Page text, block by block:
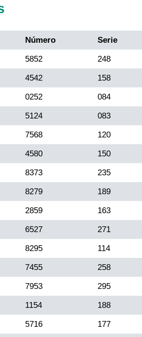
Número Serie
5852 248
4542 158
0252 084
5124 083
7568 120
4580 150
8373 235
8279 189
2859 163
6527 271
8295 114
7455 258
7953 295
1154 188
5716 177